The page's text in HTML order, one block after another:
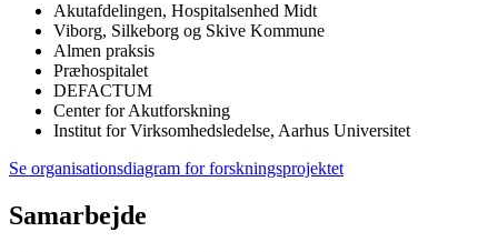
Akutafdelingen, Hospitalsenhed Midt
Viborg, Silkeborg og Skive Kommune
Almen praksis
Præhospitalet
DEFACTUM
Center for Akutforskning
Institut for Virksomhedsledelse, Aarhus Universitet
Se organisationsdiagram for forskningsprojektet
Samarbejde